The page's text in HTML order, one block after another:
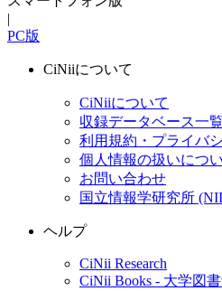
|
PC版
CiNiiについて
CiNiiについて
収録データベース一覧
利用規約・プライバ
個人情報の扱いにつ
お問い合わせ
国立情報学研究所
ヘルプ
CiNii Research
CiNii Books - 大学図